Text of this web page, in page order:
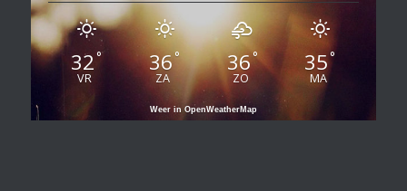
32°
VR
36°
ZA
36°
ZO
35°
MA
Weer in OpenWeatherMap